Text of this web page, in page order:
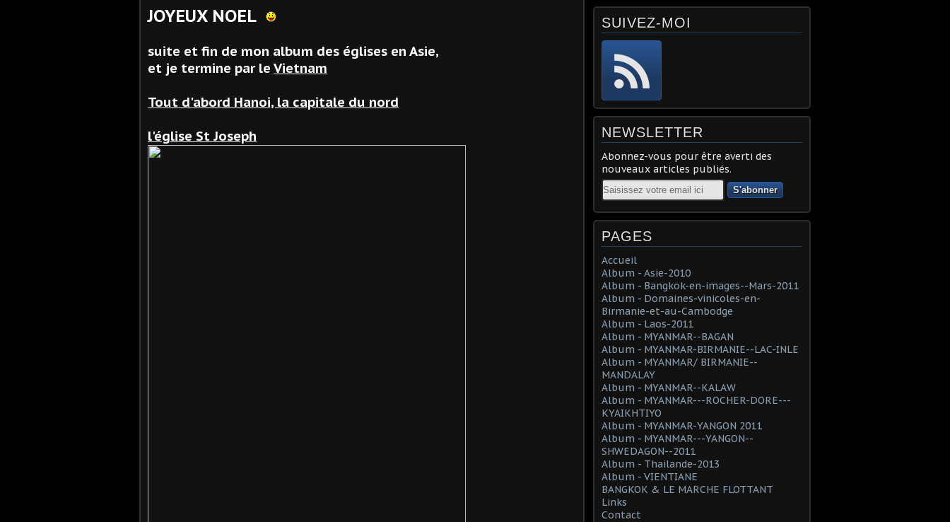
JOYEUX NOEL
suite et fin de mon album des églises en Asie,
et je termine par le Vietnam
Tout d'abord Hanoi, la capitale du nord
l'église St Joseph
SUIVEZ-MOI
NEWSLETTER
Abonnez-vous pour être averti des
nouveaux articles publiés.
Email
PAGES
Accueil
Album - Asie-2010
Album - Bangkok-en-images--Mars-2011
Album - Domaines-vinicoles-en-
Birmanie-et-au-Cambodge
Album - Laos-2011
Album - MYANMAR--BAGAN
Album - MYANMAR-BIRMANIE--LAC-INLE
Album - MYANMAR/ BIRMANIE--
MANDALAY
Album - MYANMAR--KALAW
Album - MYANMAR---ROCHER-DORE---
KYAIKHTIYO
Album - MYANMAR-YANGON 2011
Album - MYANMAR---YANGON--
SHWEDAGON--2011
Album - Thailande-2013
Album - VIENTIANE
BANGKOK & LE MARCHE FLOTTANT
Links
Contact